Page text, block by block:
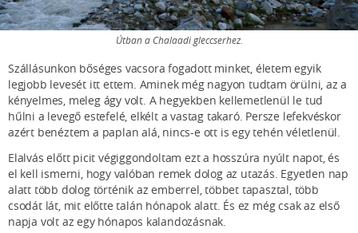
Útban a Chalaadi gleccserhez.
Szállásunkon bőséges vacsora fogadott minket, életem egyik
legjobb levesét itt ettem. Aminek még nagyon tudtam örülni, az a
kényelmes, meleg ágy volt. A hegyekben kellemetlenül le tud
hűlni a levegő estefelé, elkélt a vastag takaró. Persze lefekvéskor
azért benéztem a paplan alá, nincs-e ott is egy tehén véletlenül.
Elalvás előtt picit végiggondoltam ezt a hosszúra nyúlt napot, és
el kell ismerni, hogy valóban remek dolog az utazás. Egyetlen nap
alatt több dolog történik az emberrel, többet tapasztal, több
csodát lát, mit előtte talán hónapok alatt. És ez még csak az első
napja volt az egy hónapos kalandozásnak.